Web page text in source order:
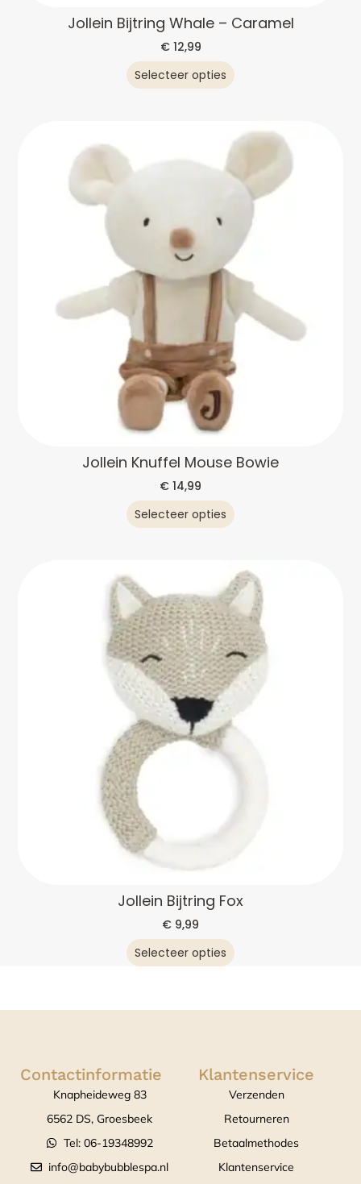
Jollein Bijtring Whale – Caramel
€12,99
Selecteer opties
Jollein Knuffel Mouse Bowie
€ 14,99
Selecteer opties
Jollein Bijtring Fox
€ 9,99
Selecteer opties
Contactinformatie
Knapheideweg 83
6562 DS, Groesbeek
Tel: 06-19348992
info@babybubblespa.nl
Klantenservice
Verzenden
Retourneren
Betaalmethodes
Klantenservice